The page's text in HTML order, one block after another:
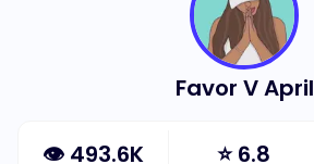
Favor V April
👁 493.6K ⭐6.8